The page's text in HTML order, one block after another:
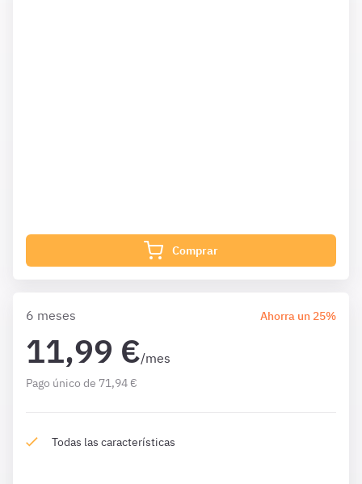
Comprar
6 meses Ahorra un 25%
11,99 €/mes
Pago único de 71,94 €
Todas las características